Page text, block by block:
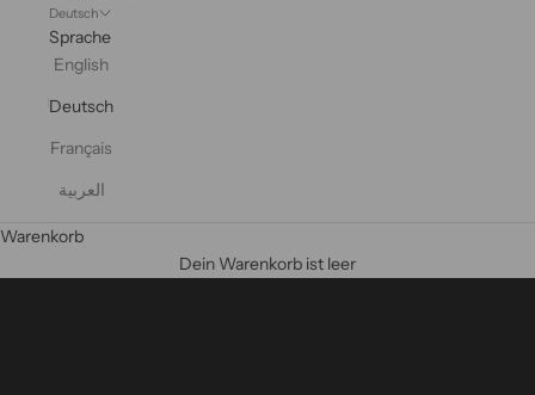
Deutsch
Sprache
English
Deutsch
Français
العربية
Warenkorb
Dein Warenkorb ist leer